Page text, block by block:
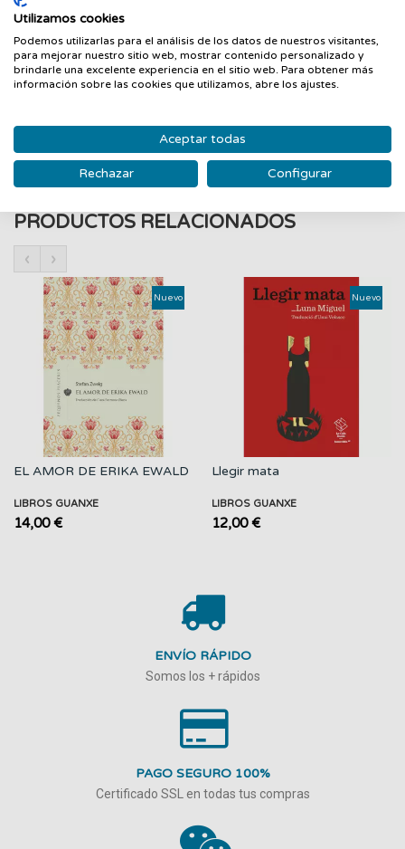
Alemania y Rusia se entrelazan en La Casa de las Flores
Blancas, un absorbente thriller que envuelve al lector en una
vorágine de acción y suspense hasta su mismo
desenlace"Evelyn Kassner despliega una trama destinada a
lectura rauda y pródiga en incidencias". Manuel Colomer
PRODUCTOS RELACIONADOS
‹ ›
Nuevo
EL AMOR DE ERIKA EWALD
LIBROS GUANXE
14,00 €
Nuevo
Llegir mata
LIBROS GUANXE
12,00 €
ENVÍO RÁPIDO
Somos los + rápidos
PAGO SEGURO 100%
Certificado SSL en todas tus compras
Utilizamos cookies
Podemos utilizarlas para el análisis de los datos de nuestros visitantes,
para mejorar nuestro sitio web, mostrar contenido personalizado y
brindarle una excelente experiencia en el sitio web. Para obtener más
información sobre las cookies que utilizamos, abre los ajustes.
Aceptar todas
Rechazar Configurar